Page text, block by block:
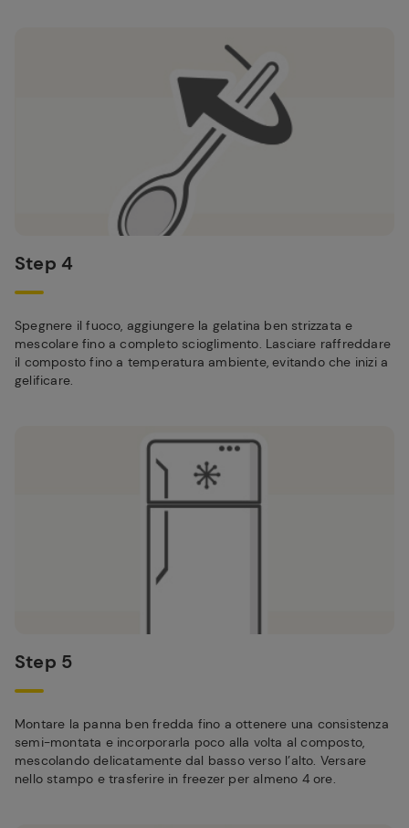
Step 4
Spegnere il fuoco, aggiungere la gelatina ben strizzata e
mescolare fino a completo scioglimento. Lasciare raffreddare
il composto fino a temperatura ambiente, evitando che inizi a
gelificare.
Step 5
Montare la panna ben fredda fino a ottenere una consistenza
semi-montata e incorporarla poco alla volta al composto,
mescolando delicatamente dal basso verso l’alto. Versare
nello stampo e trasferire in freezer per almeno 4 ore.